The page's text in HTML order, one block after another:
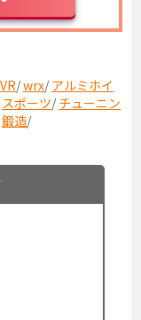
VR/wrx/ アルミホイ
スポーツ/ チューニン
鍛造/